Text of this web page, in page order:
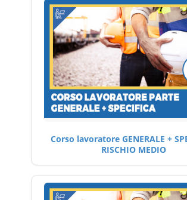
Corso lavoratore GENERALE +
RISCHIO MEDIO